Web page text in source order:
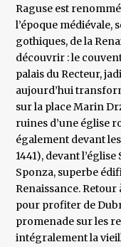
Raguse est
l’époque médiévale,
gothiques, de la
découvrir : le
palais du Recteur,
aujourd’hui
sur la place Marin
ruines d’une église
également devant
1441), devant
Sponza, superbe
Renaissance.
pour profiter de
promenade sur les
intégralement la